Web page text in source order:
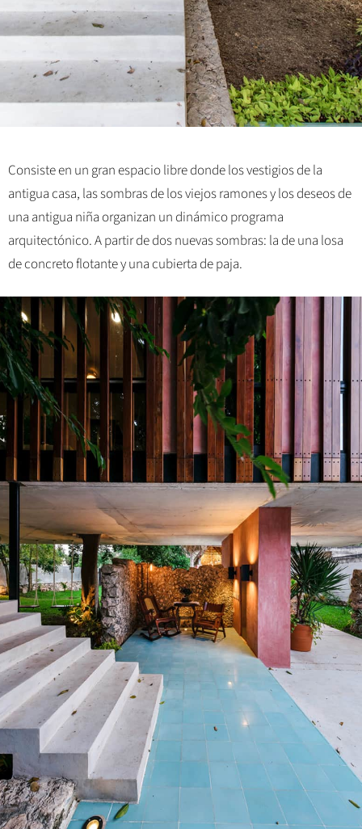
Consiste en un gran espacio libre donde los vestigios de la
antigua casa, las sombras de los viejos ramones y los deseos de
una antigua niña organizan un dinámico programa
arquitectónico. A partir de dos nuevas sombras: la de una losa
de concreto flotante y una cubierta de paja.